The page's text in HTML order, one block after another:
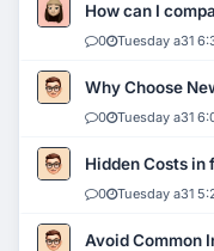
How can I
0 Tuesday a31
Why Choose
0 Tuesday a31
Hidden Costs in
0 Tuesday a31
Avoid Common